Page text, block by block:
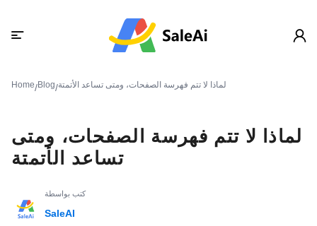
Home/Blog/لماذا لا تتم فهرسة الصفحات، ومتى تساعد الأتمتة
لماذا لا تتم فهرسة الصفحات، ومتى
تساعد الأتمتة
كتب بواسطة
SaleAI